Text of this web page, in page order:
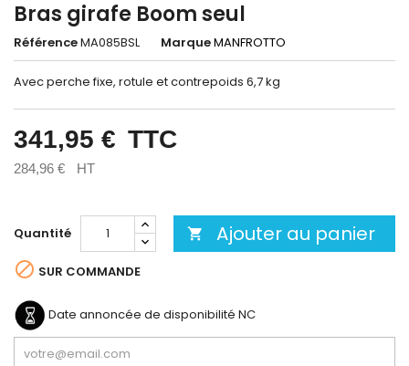
Bras girafe Boom seul
RéférenceMA085BSL MarqueMANFROTTO
Avec perche fixe, rotule et contrepoids 6,7 kg
341,95 € TTC
284,96 € HT
Quantité  Ajouter au panier
 SUR COMMANDE
Date annoncée de disponibilité NC